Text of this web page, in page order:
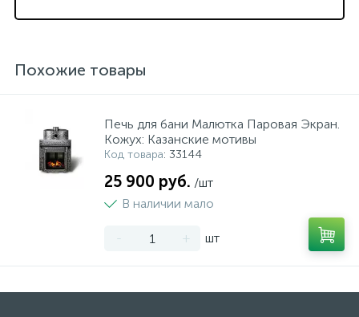
Похожие товары
Печь для бани Малютка Паровая Экран.
Кожух: Казанские мотивы
Код товара: 33144
25 900 руб. /шт
В наличии мало
- + шт